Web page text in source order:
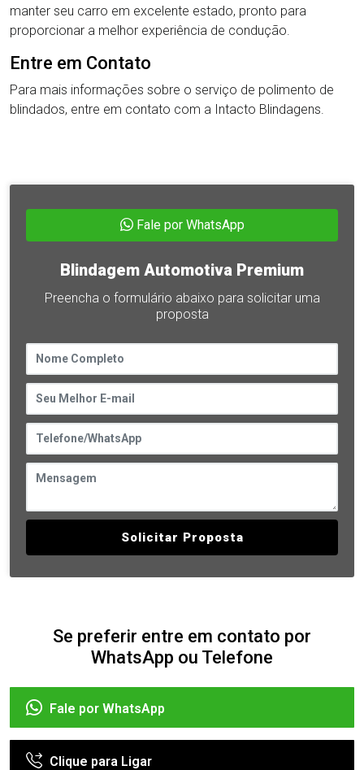
manter seu carro em excelente estado, pronto para
proporcionar a melhor experiência de condução.
Entre em Contato
Para mais informações sobre o serviço de polimento de
blindados, entre em contato com a Intacto Blindagens.
Fale por WhatsApp
Blindagem Automotiva Premium
Preencha o formulário abaixo para solicitar uma
proposta
Solicitar Proposta
Se preferir entre em contato por
WhatsApp ou Telefone
Fale por WhatsApp
Clique para Ligar